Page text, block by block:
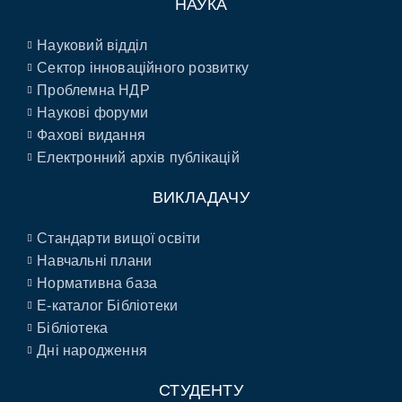
НАУКА
Науковий відділ
Сектор інноваційного розвитку
Проблемна НДР
Наукові форуми
Фахові видання
Електронний архів публікацій
ВИКЛАДАЧУ
Стандарти вищої освіти
Навчальні плани
Нормативна база
E-каталог Бібліотеки
Бібліотека
Дні народження
СТУДЕНТУ